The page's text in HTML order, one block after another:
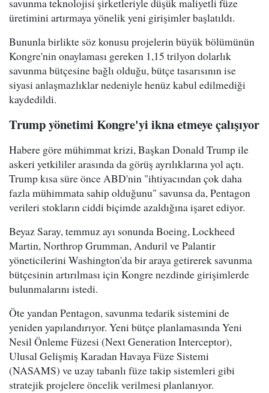
savunma teknolojisi şirketleriyle düşük maliyetli füze
üretimini artırmaya yönelik yeni girişimler başlatıldı.
Bununla birlikte söz konusu projelerin büyük bölümünün
Kongre'nin onaylaması gereken 1,15 trilyon dolarlık
savunma bütçesine bağlı olduğu, bütçe tasarısının ise
siyasi anlaşmazlıklar nedeniyle henüz kabul edilmediği
kaydedildi.
Trump yönetimi Kongre'yi ikna etmeye çalışıyor
Habere göre mühimmat krizi, Başkan Donald Trump ile
askeri yetkililer arasında da görüş ayrılıklarına yol açtı.
Trump kısa süre önce ABD'nin "ihtiyacından çok daha
fazla mühimmata sahip olduğunu" savunsa da, Pentagon
verileri stokların ciddi biçimde azaldığına işaret ediyor.
Beyaz Saray, temmuz ayı sonunda Boeing, Lockheed
Martin, Northrop Grumman, Anduril ve Palantir
yöneticilerini Washington'da bir araya getirerek savunma
bütçesinin artırılması için Kongre nezdinde girişimlerde
bulunmalarını istedi.
Öte yandan Pentagon, savunma tedarik sistemini de
yeniden yapılandırıyor. Yeni bütçe planlamasında Yeni
Nesil Önleme Füzesi (Next Generation Interceptor),
Ulusal Gelişmiş Karadan Havaya Füze Sistemi
(NASAMS) ve uzay tabanlı füze takip sistemleri gibi
stratejik projelere öncelik verilmesi planlanıyor.